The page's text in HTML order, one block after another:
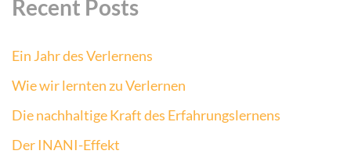
Recent Posts
Ein Jahr des Verlernens
Wie wir lernten zu Verlernen
Die nachhaltige Kraft des Erfahrungslernens
Der INANI-Effekt